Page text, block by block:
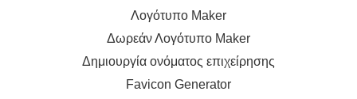
Λογότυπο Maker
Δωρεάν Λογότυπο Maker
Δημιουργία ονόματος επιχείρησης
Favicon Generator